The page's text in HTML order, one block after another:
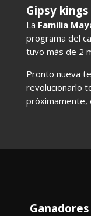
Gipsy kings
La Familia
programa del
tuvo más de 2
Pronto nueva
revolucionarlo
próximamente,